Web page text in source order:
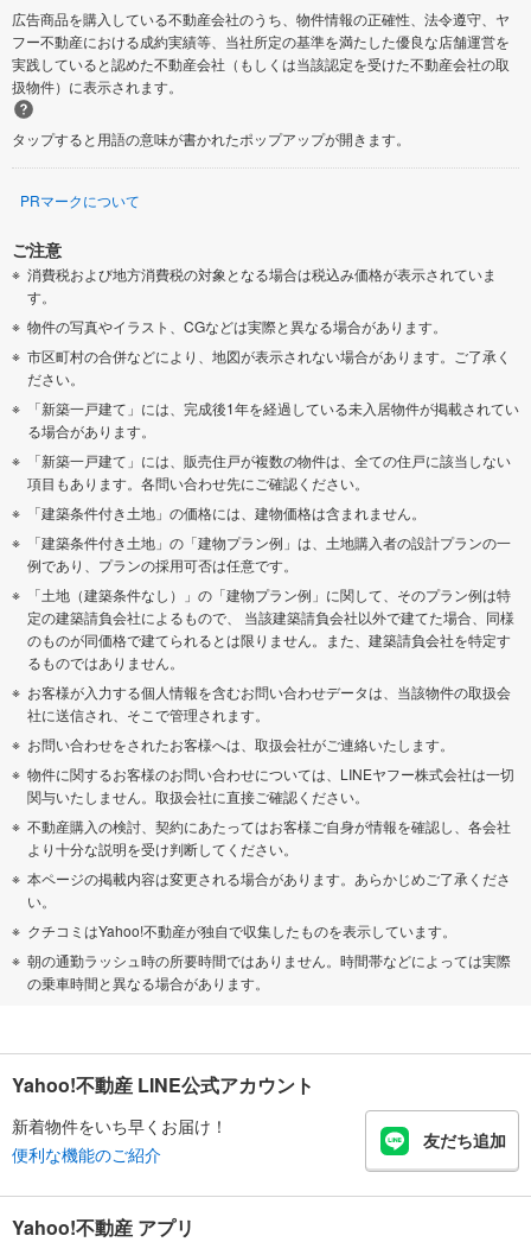
広告商品を購入している不動産会社のうち、物件情報の正確性、法令遵守、ヤ
フー不動産における成約実績等、当社所定の基準を満たした優良な店舗運営を
実践していると認めた不動産会社（もしくは当該認定を受けた不動産会社の取
扱物件）に表示されます。
タップすると用語の意味が書かれたポップアップが開きます。
PRマークについて
ご注意
消費税および地方消費税の対象となる場合は税込み価格が表示されていま
す。
物件の写真やイラスト、CGなどは実際と異なる場合があります。
市区町村の合併などにより、地図が表示されない場合があります。ご了承く
ださい。
「新築一戸建て」には、完成後1年を経過している未入居物件が掲載されてい
る場合があります。
「新築一戸建て」には、販売住戸が複数の物件は、全ての住戸に該当しない
項目もあります。各問い合わせ先にご確認ください。
「建築条件付き土地」の価格には、建物価格は含まれません。
「建築条件付き土地」の「建物プラン例」は、土地購入者の設計プランの一
例であり、プランの採用可否は任意です。
「土地（建築条件なし）」の「建物プラン例」に関して、そのプラン例は特
定の建築請負会社によるもので、 当該建築請負会社以外で建てた場合、同様
のものが同価格で建てられるとは限りません。また、建築請負会社を特定す
るものではありません。
お客様が入力する個人情報を含むお問い合わせデータは、当該物件の取扱会
社に送信され、そこで管理されます。
お問い合わせをされたお客様へは、取扱会社がご連絡いたします。
物件に関するお客様のお問い合わせについては、LINEヤフー株式会社は一切
関与いたしません。取扱会社に直接ご確認ください。
不動産購入の検討、契約にあたってはお客様ご自身が情報を確認し、各会社
より十分な説明を受け判断してください。
本ページの掲載内容は変更される場合があります。あらかじめご了承くださ
い。
クチコミはYahoo!不動産が独自で収集したものを表示しています。
朝の通勤ラッシュ時の所要時間ではありません。時間帯などによっては実際
の乗車時間と異なる場合があります。
Yahoo!不動産 LINE公式アカウント
新着物件をいち早くお届け！
便利な機能のご紹介
友だち追加
Yahoo!不動産 アプリ